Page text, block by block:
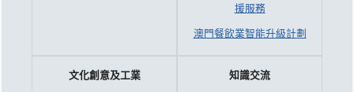
援服務
澳門餐飲業智能升級計劃
文化創意及工業
知識交流